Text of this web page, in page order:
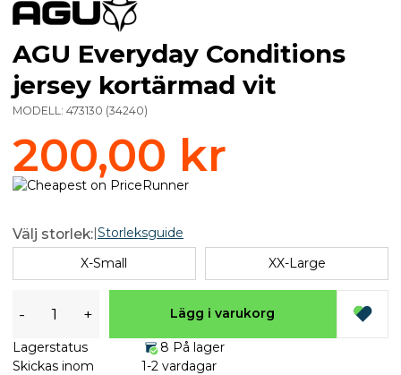
AGU Everyday Conditions
jersey kortärmad vit
MODELL: 473130 (34240)
200,00 kr
Välj storlek:|Storleksguide
X-Small
XX-Large
- + Lägg i varukorg
Lagerstatus
8 På lager
Skickas inom
1-2 vardagar